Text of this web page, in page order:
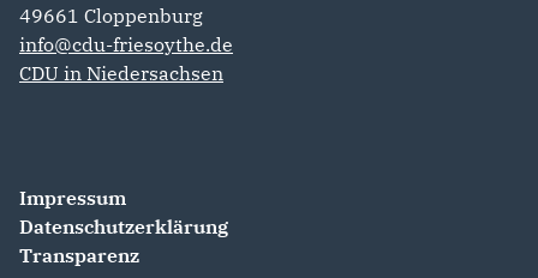
49661 Cloppenburg
info@cdu-friesoythe.de
CDU in Niedersachsen
Impressum
Datenschutzerklärung
Transparenz